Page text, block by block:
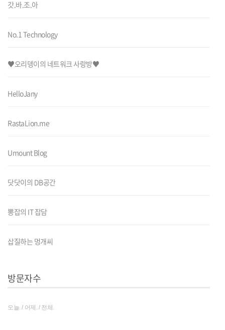
갓.바.조.아
No.1 Technology
♥오리뎅이의 네트워크 사랑방♥
HelloJany
RastaLion.me
Umount Blog
닷닷이의 DB공간
뽕잡의 IT 잡담
삽질하는 멍개씨
방문자수
오늘. / 어제. / 전체.